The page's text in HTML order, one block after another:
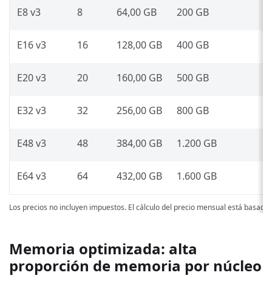
E8 v3 8 64,00 GB 200 GB
E16 v3 16 128,00 GB 400 GB
E20 v3 20 160,00 GB 500 GB
E32 v3 32 256,00 GB 800 GB
E48 v3 48 384,00 GB 1.200 GB
E64 v3 64 432,00 GB 1.600 GB
Los precios no incluyen impuestos. El cálculo del precio mensual está
Memoria optimizada: alta
proporción de memoria por núcleo